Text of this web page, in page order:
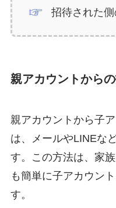
招待された
親アカウントから
親アカウントから子
は、メールやLINEな
す。この方法は、家
も簡単に子アカウン
す。